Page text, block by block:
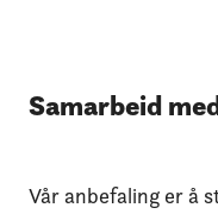
Samarbeid
Vår anbefaling er å